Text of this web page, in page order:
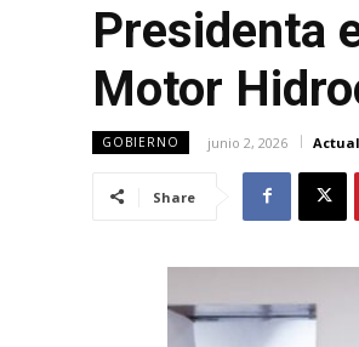
Presidenta
Motor
GOBIERNO junio 2, 2026
Share